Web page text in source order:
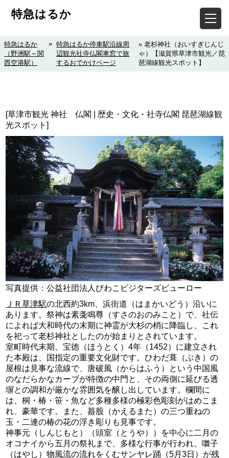
特急はるか
特急はるか
（野洲駅～関
西空港駅）
» 特急はるか停車駅沿線周
辺観光社寺仏閣車窓で旅
するおでかけページ
» 老杉神社（おいすぎじんじ
ゃ）【滋賀県草津市観光／琵
琶湖線観光スポット】
[草津市観光 神社 仏閣 | 歴史・文化・社寺仏閣 琵琶湖線観
光スポット]
写真提供：公益社団法人びわこビジターズビューロー
ＪＲ草津駅の北西約3km、浜街道（はまかいどう）沿いに
あります。祭神は素戔鳴尊（すさのおのみこと）で、社伝
によれば大和時代の末期に神霊が大杉の梢に降臨し、これ
を祀って老杉神社としたのが始まりとされています。
室町時代末期、宝徳（ほうとく）4年（1452）に建立され
た本殿は、国指定の重要文化財です。ひわだ葺（ぶき）の
屋根は見事な流線で、唐破風（からはふう）という中国風
のなだらかなカーブが特徴の中門と、その両側に延びる透
塀との調和が厳かな雰囲気を醸し出しています。欄間に
は、桐・椿・笹・魚など多種多様の極彩色彫刻がはめこま
れ、豪華です。また、蟇股（かえるまた）の三つ重ねの
玉・二連の椿の花の浮き彫りも見事です。
神事元（しんじもと）（頭室（とうや））を中心に二月の
オコナイから五月の祭礼まで、多様な行事が行われ、囃子
（はやし）物風流の流れをくむサンヤレ踊（5月3日）が残